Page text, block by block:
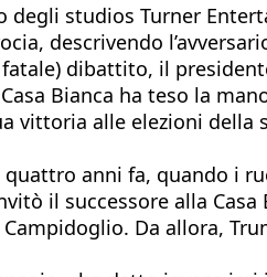
studios Turner
descrivendo
dibattito, il
Bianca ha teso la
vittoria alle elezioni
anni fa, quando i
il successore alla
Da allora,